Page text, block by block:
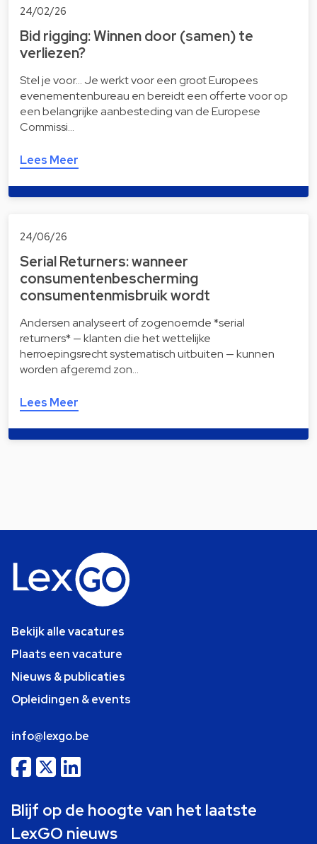
24/02/26
Bid rigging: Winnen door (samen) te
verliezen?
Stel je voor… Je werkt voor een groot Europees
evenementenbureau en bereidt een offerte voor op
een belangrijke aanbesteding van de Europese
Commissi…
Lees Meer
24/06/26
Serial Returners: wanneer
consumentenbescherming
consumentenmisbruik wordt
Andersen analyseert of zogenoemde *serial
returners* — klanten die het wettelijke
herroepingsrecht systematisch uitbuiten — kunnen
worden afgeremd zon…
Lees Meer
Bekijk alle vacatures
Plaats een vacature
Nieuws & publicaties
Opleidingen & events
info@lexgo.be
Blijf op de hoogte van het laatste
LexGO nieuws